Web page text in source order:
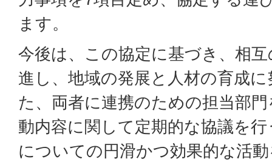
ます。
今後は、この協定に基づき、相
進し、地域の発展と人材の育成
た、両者に連携のための担当部
動内容に関して定期的な協議を
についての円滑かつ効果的な活